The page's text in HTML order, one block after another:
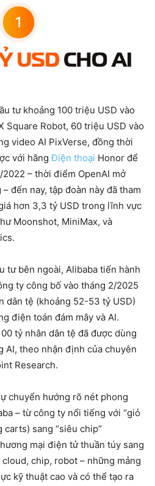
tư khoảng 100 triệu USD vào
Square Robot, 60 triệu USD vào
video AI PixVerse, đồng thời
với hãngĐiện thoại Honor để
2022 – thời điểm OpenAI mở
đến nay, tập đoàn này đã tham
hơn 3,3 tỷ USD trong lĩnh vực
Moonshot, MiniMax, và
tư bên ngoài, Alibaba tiến hành
ty công bố vào tháng 2/2025
dân tệ (khoảng 52-53 tỷ USD)
điện toán đám mây và AI.
tỷ nhân dân tệ đã được dùng
AI, theo nhận định của chuyên
Research.
chuyển hướng rõ nét phong
– từ công ty nổi tiếng với “giỏ
carts) sang “siêu chip”
mại điện tử thuần túy sang
chip, robot – những mảng
kỹ thuật cao và có thể tạo ra